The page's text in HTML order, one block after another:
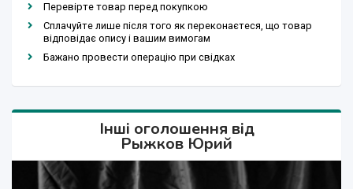
Перевірте товар перед покупкою
Сплачуйте лише після того як переконаєтеся, що товар
відповідає опису і вашим вимогам
Бажано провести операцію при свідках
Інші оголошення від
Рыжков Юрий